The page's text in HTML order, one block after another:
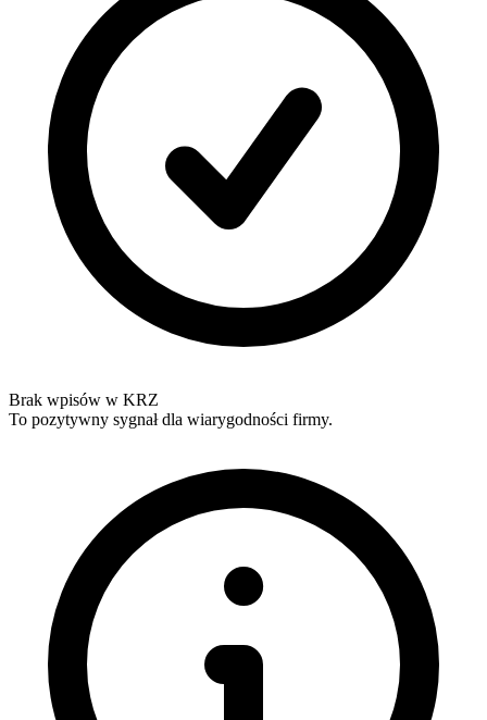
Brak wpisów w KRZ
To pozytywny sygnał dla wiarygodności firmy.